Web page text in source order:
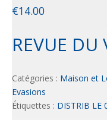
€14.00
REVUE DU
Catégories : Maison et
Evasions
Étiquettes : DISTRIB LE